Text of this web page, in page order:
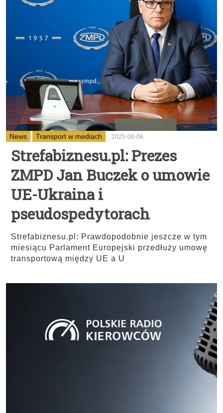
News Transport w mediach 2025-06-06
Strefabiznesu.pl: Prezes
ZMPD Jan Buczek o umowie
UE-Ukraina i
pseudospedytorach
Strefabiznesu.pl: Prawdopodobnie jeszcze w tym
miesiącu Parlament Europejski przedłuży umowę
transportową między UE a U